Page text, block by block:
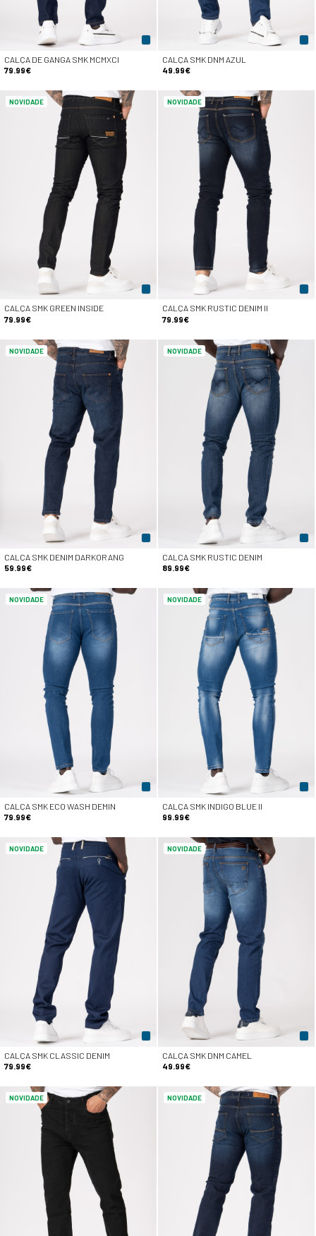
CALÇA DE GANGA SMK MCMXCI
79.99€
CALÇA SMK DNM AZUL
49.99€
NOVIDADE
CALÇA SMK GREEN INSIDE
79.99€
NOVIDADE
CALÇA SMK RUSTIC DENIM II
79.99€
NOVIDADE
CALÇA SMK DENIM DARKORANG
59.99€
NOVIDADE
CALÇA SMK RUSTIC DENIM
89.99€
NOVIDADE
CALÇA SMK ECO WASH DEMIN
79.99€
NOVIDADE
CALÇA SMK INDIGO BLUE II
99.99€
NOVIDADE
CALÇA SMK CLASSIC DENIM
79.99€
NOVIDADE
CALÇA SMK DNM CAMEL
49.99€
NOVIDADE NOVIDADE